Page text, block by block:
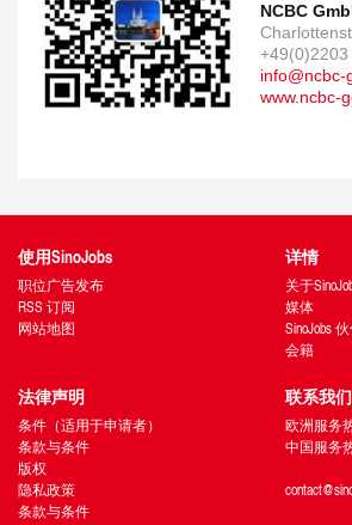
NCBC
info@ncbc-
www.ncbc-
使用SinoJobs
职位广告发布
RSS 订阅
网站地图
详情
关于
媒体
SinoJobs
会籍
法律声明
条件（适用于申请者）
条款与条件
版权
隐私政策
条款与条件
联系我们
欧洲服务热
中国服务热